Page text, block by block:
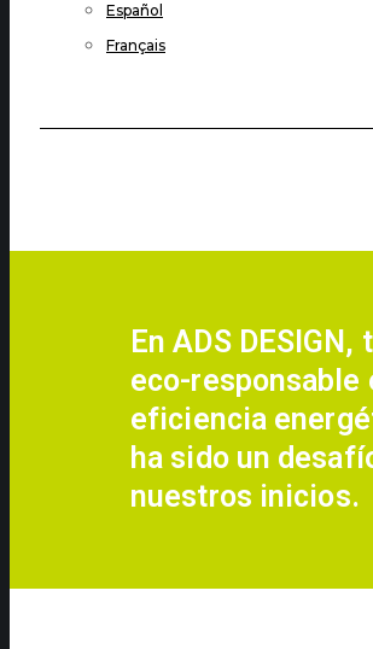
Español
Français
En ADS
eco-responsable
eficiencia
ha sido un
nuestros inicios.